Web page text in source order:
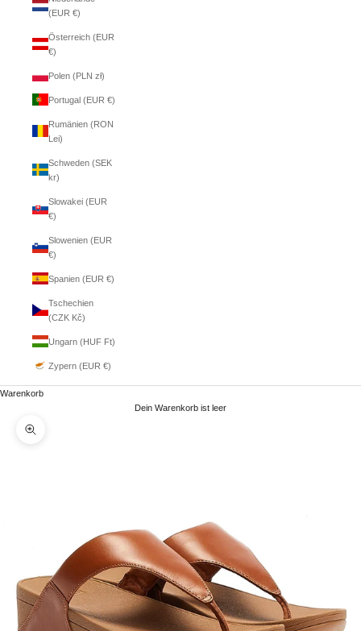
(EUR €)
Österreich (EUR
€)
Polen (PLN zł)
Portugal (EUR €)
Rumänien (RON
Lei)
Schweden (SEK
kr)
Slowakei (EUR
€)
Slowenien (EUR
€)
Spanien (EUR €)
Tschechien
(CZK Kč)
Ungarn (HUF Ft)
Zypern (EUR €)
Warenkorb
Dein Warenkorb ist leer
Bild vergrößern